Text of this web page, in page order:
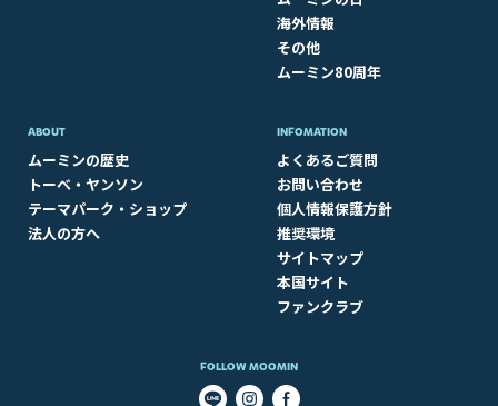
海外情報
その他
ムーミン80周年
ABOUT​
ムーミンの歴史
トーベ・ヤンソン
テーマパーク・ショップ
法人の方へ
INFOMATION
よくあるご質問
お問い合わせ
個人情報保護方針
推奨環境
サイトマップ
本国サイト
ファンクラブ
FOLLOW MOOMIN